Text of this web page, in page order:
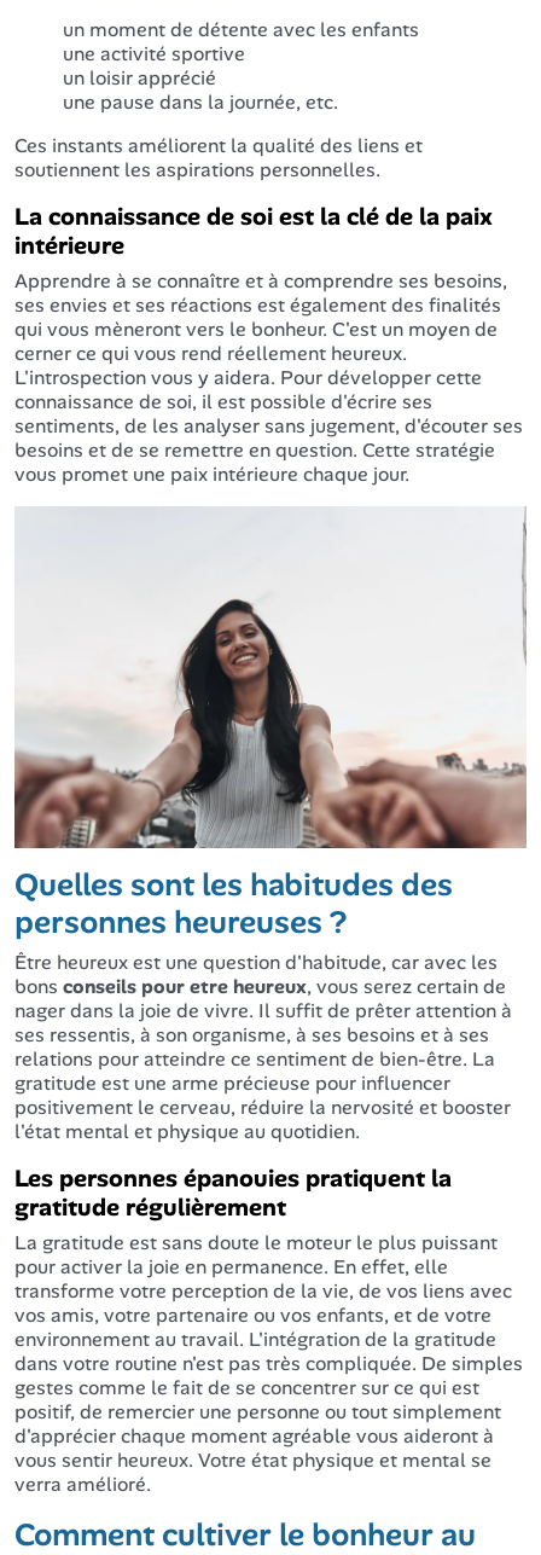
un moment de détente avec les enfants
une activité sportive
un loisir apprécié
une pause dans la journée, etc.
Ces instants améliorent la qualité des liens et
soutiennent les aspirations personnelles.
La connaissance de soi est la clé de la paix
intérieure
Apprendre à se connaître et à comprendre ses besoins,
ses envies et ses réactions est également des finalités
qui vous mèneront vers le bonheur. C'est un moyen de
cerner ce qui vous rend réellement heureux.
L'introspection vous y aidera. Pour développer cette
connaissance de soi, il est possible d'écrire ses
sentiments, de les analyser sans jugement, d'écouter ses
besoins et de se remettre en question. Cette stratégie
vous promet une paix intérieure chaque jour.
Quelles sont les habitudes des
personnes heureuses ?
Être heureux est une question d'habitude, car avec les
bons conseils pour etre heureux, vous serez certain de
nager dans la joie de vivre. Il suffit de prêter attention à
ses ressentis, à son organisme, à ses besoins et à ses
relations pour atteindre ce sentiment de bien-être. La
gratitude est une arme précieuse pour influencer
positivement le cerveau, réduire la nervosité et booster
l'état mental et physique au quotidien.
Les personnes épanouies pratiquent la
gratitude régulièrement
La gratitude est sans doute le moteur le plus puissant
pour activer la joie en permanence. En effet, elle
transforme votre perception de la vie, de vos liens avec
vos amis, votre partenaire ou vos enfants, et de votre
environnement au travail. L'intégration de la gratitude
dans votre routine n'est pas très compliquée. De simples
gestes comme le fait de se concentrer sur ce qui est
positif, de remercier une personne ou tout simplement
d'apprécier chaque moment agréable vous aideront à
vous sentir heureux. Votre état physique et mental se
verra amélioré.
Comment cultiver le bonheur au